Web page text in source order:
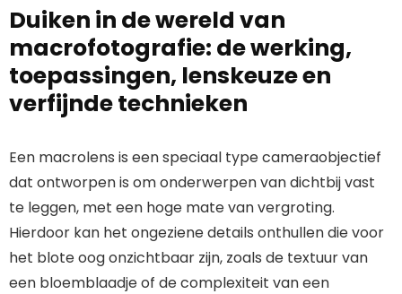
Duiken in de wereld van
macrofotografie: de werking,
toepassingen, lenskeuze en
verfijnde technieken
Een macrolens is een speciaal type cameraobjectief
dat ontworpen is om onderwerpen van dichtbij vast
te leggen, met een hoge mate van vergroting.
Hierdoor kan het ongeziene details onthullen die voor
het blote oog onzichtbaar zijn, zoals de textuur van
een bloemblaadje of de complexiteit van een